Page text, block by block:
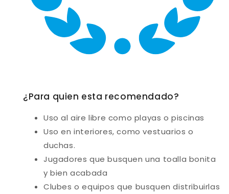
¿Para quien esta recomendado?
Uso al aire libre como playas o piscinas
Uso en interiores, como vestuarios o
duchas.
Jugadores que busquen una toalla bonita
y bien acabada
Clubes o equipos que busquen distribuirlas